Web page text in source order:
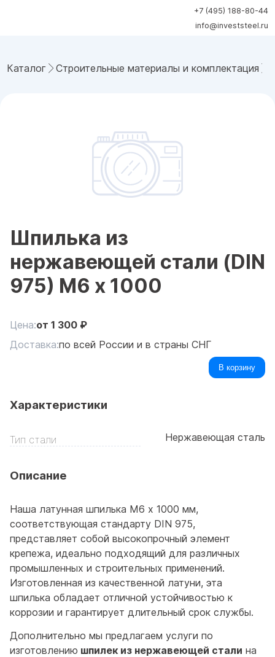
+7 (495) 188-80-44
info@investsteel.ru
Каталог Строительные материалы и комплектация
Шпилька из
нержавеющей стали (DIN
975) М6 х 1000
Цена:от 1 300 ₽
Доставка:по всей России и в страны СНГ
В корзину
Характеристики
Тип стали Нержавеющая сталь
Описание
Наша латунная шпилька М6 x 1000 мм,
соответствующая стандарту DIN 975,
представляет собой высокопрочный элемент
крепежа, идеально подходящий для различных
промышленных и строительных применений.
Изготовленная из качественной латуни, эта
шпилька обладает отличной устойчивостью к
коррозии и гарантирует длительный срок службы.
Дополнительно мы предлагаем услуги по
изготовлению шпилек из нержавеющей стали на